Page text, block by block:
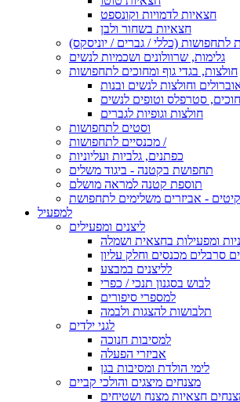
חצאיות לדמויות וקונספט
חצאיות בשחור ולבן
לתחפושות (כללי / גברים / יוניסקס)
גלימות, שרוולונים ושכמיות לנשים
חולצות, בגדי גוף ומחוכים לתחפושות
וחולצות לנשים ובנות
סטרפלס וטופים לנשים
חולצות וגופיות לגברים
וסטים לתחפושות
מכנסיים לתחפושות /
כפתנים, גלביות ועליוניות
תחפושת בקטנה - ביגוד משלים
תוספת קטנה למראה מושלם
קיטים - אביזרים משלימים לתחפושת
למפעיל
ליצנים ומפעילים
ומפעילות בחצאית ושמלה
סרבלים מכנסים וחלק עליון
לליצנים במבצע
לבוש בסגנון תנכי / כפרי
למספרי סיפורים
תלבושות להצגות ולבמה
לגני ילדים
למסיבות חנוכה
אביזרי הפעלה
לימי הולדת ומסיבות בגן
מצנחים מיצגים והולכי קביים
חצאיות מצנח ושטיחים